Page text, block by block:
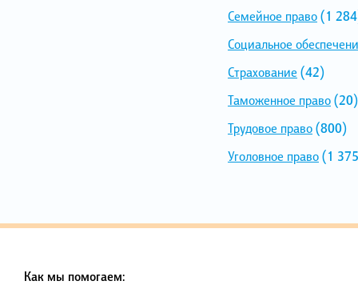
Семейное право(1
Социальное
Страхование (42)
Таможенное право(20)
Трудовое право(800)
Уголовное право(1
Как мы помогаем: